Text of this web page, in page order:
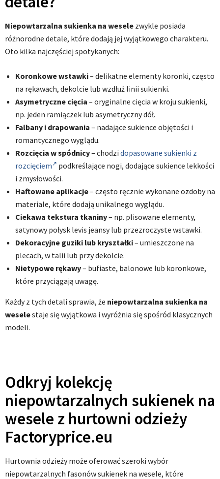
Niepowtarzalna sukienka na wesele zwykle posiada
różnorodne detale, które dodają jej wyjątkowego charakteru.
Oto kilka najczęściej spotykanych:
Koronkowe wstawki– delikatne elementy koronki, często
na rękawach, dekolcie lub wzdłuż linii sukienki.
Asymetryczne cięcia – oryginalne cięcia w kroju sukienki,
np. jeden ramiączek lub asymetryczny dół.
Falbany i drapowania – nadające sukience objętości i
romantycznego wyglądu.
Rozcięcia w spódnicy– chodzi dopasowane sukienki z
rozcięciem
podkreślające nogi, dodające sukience lekkości
i zmysłowości.
Haftowane aplikacje– często ręcznie wykonane ozdoby na
materiale, które dodają unikalnego wyglądu.
Ciekawa tekstura tkaniny– np. plisowane elementy,
satynowy połysk levis jeansy lub przezroczyste wstawki.
Dekoracyjne guziki lub kryształki– umieszczone na
plecach, w talii lub przy dekolcie.
Nietypowe rękawy– bufiaste, balonowe lub koronkowe,
które przyciągają uwagę.
Każdy z tych detali sprawia, że niepowtarzalna sukienka na
weselestaje się wyjątkowa i wyróżnia się spośród klasycznych
modeli.
Odkryj kolekcję
niepowtarzalnych sukienek na
wesele z hurtowni odzieży
Factoryprice.eu
Hurtownia odzieży może oferować szeroki wybór
niepowtarzalnych fasonów sukienek na wesele, które